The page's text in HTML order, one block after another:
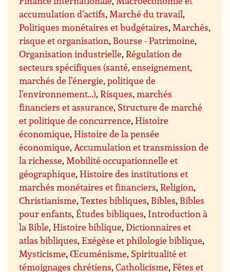
accumulation d’actifs, Marché du travail,
Politiques monétaires et budgétaires, Marchés,
risque et organisation, Bourse - Patrimoine,
Organisation industrielle,Régulation de
secteurs spécifiques (santé, enseignement,
marchés de l’énergie, politique de
l’environnement…),Risques, marchés
financiers et assurance, Structure de marché
et politique de concurrence,Histoire
économique,Histoire de la pensée
économique, Accumulation et transmission de
la richesse, Mobilité occupationnelle et
géographique,Histoire des institutions et
marchés monétaires et financiers,Religion,
Christianisme,Textes bibliques, Bibles, Bibles
pour enfants,Études bibliques, Introduction à
la Bible,Histoire biblique,Dictionnaires et
atlas bibliques,Exégèse et philologie biblique,
Mysticisme,Œcuménisme, Spiritualité et
témoignages chrétiens,Catholicisme,Fêtes et